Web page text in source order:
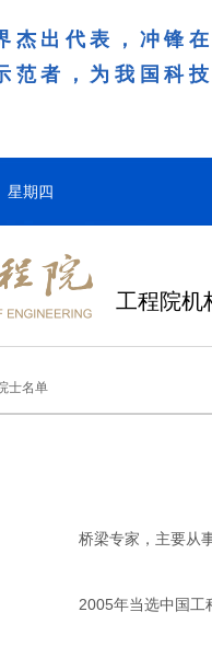
杰出代表，冲锋
范者，为我国科
星期四
工程院机
士名单
桥梁专家，主要从事
2005年当选中国工